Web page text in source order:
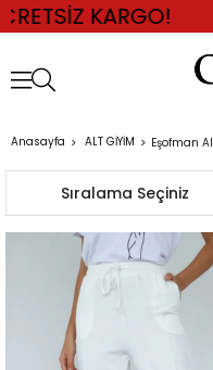
KARGO!
Anasayfa ALT GİYİM Eşofman
Sıralama